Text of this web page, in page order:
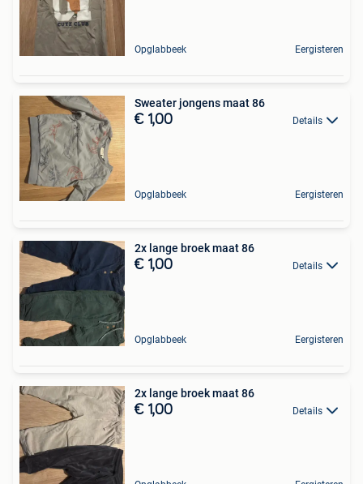
Opglabbeek Eergisteren
Sweater jongens maat 86
€ 1,00 Details
Opglabbeek Eergisteren
2x lange broek maat 86
€ 1,00 Details
Opglabbeek Eergisteren
2x lange broek maat 86
€ 1,00 Details